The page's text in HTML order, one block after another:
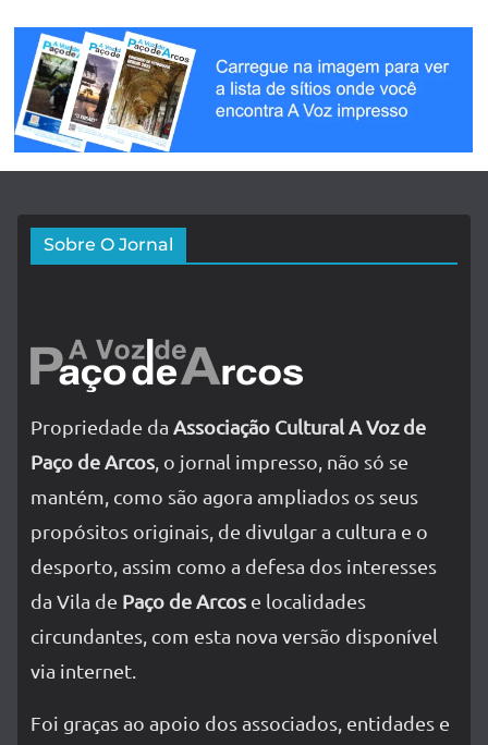
Sobre O Jornal
Propriedade da Associação Cultural A Voz de
Paço de Arcos, o jornal impresso, não só se
mantém, como são agora ampliados os seus
propósitos originais, de divulgar a cultura e o
desporto, assim como a defesa dos interesses
da Vila de Paço de Arcos e localidades
circundantes, com esta nova versão disponível
via internet.
Foi graças ao apoio dos associados, entidades e